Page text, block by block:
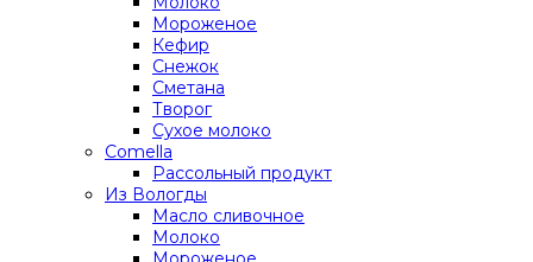
Мороженое
Кефир
Снежок
Сметана
Творог
Сухое молоко
Comеlla
Рассольный продукт
Из Вологды
Масло сливочное
Молоко